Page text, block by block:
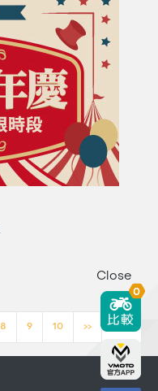
8 9 10 >> [23]
Close
0